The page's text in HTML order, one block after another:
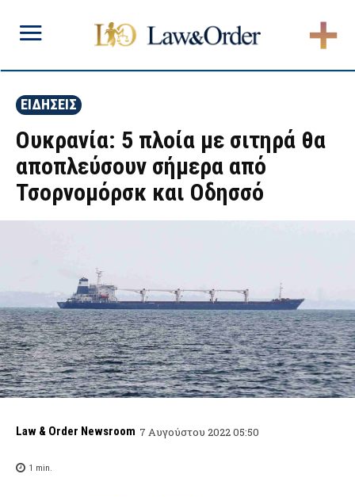
ΕΙΔΗΣΕΙΣ
Ουκρανία: 5 πλοία με σιτηρά θα
αποπλεύσουν σήμερα από
Τσορνομόρσκ και Οδησσό
Law & Order Newsroom 7 Αυγούστου 2022 05:50
1 min.